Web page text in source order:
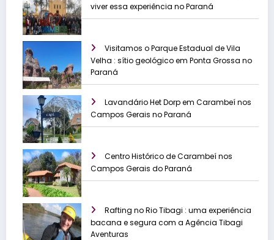
viver essa experiência no Paraná
Visitamos o Parque Estadual de Vila
Velha : sítio geológico em Ponta Grossa no
Paraná
Lavandário Het Dorp em Carambeí nos
Campos Gerais no Paraná
Centro Histórico de Carambeí nos
Campos Gerais do Paraná
Rafting no Rio Tibagi : uma experiência
bacana e segura com a Agência Tibagi
Aventuras